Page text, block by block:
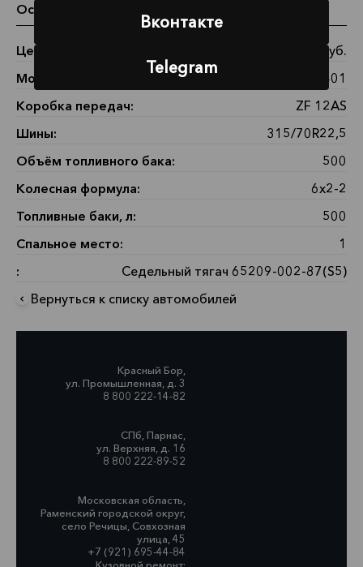
Основные характеристики
Цена:
6 930 000 руб.
Мощность:
401
Коробка передач:
ZF 12АS
Шины:
315/70R22,5
Объём топливного бака:
500
Колесная формула:
6x2-2
Топливные баки, л:
500
Спальное место:
1
:
Седельный тягач 65209-002-87(S5)
Вернуться к списку автомобилей
Красный Бор,
ул. Промышленная, д. 3
8 800 222-14-82
СПб, Парнас,
ул. Верхняя, д. 16
8 800 222-89-52
Московская область,
Раменский городской округ,
село Речицы, Совхозная
улица, 45
+7 (921) 695-44-84
Вконтакте
Telegram